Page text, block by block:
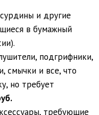
и другие
в бумажный
подгрифники,
смычки и все, что
но требует
требующие